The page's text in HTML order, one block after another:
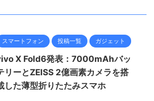
スマートフォン 投稿一覧 ガジェット
X Fold6発表：7000mAhバッ
リーとZEISS 2億画素カメラを搭
した薄型折りたたみスマホ